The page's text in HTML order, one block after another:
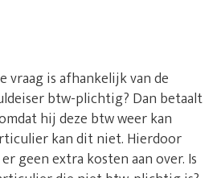
vraag is afhankelijk van de
btw-plichtig? Dan betaalt
hij deze btw weer kan
kan dit niet. Hierdoor
geen extra kosten aan over. Is